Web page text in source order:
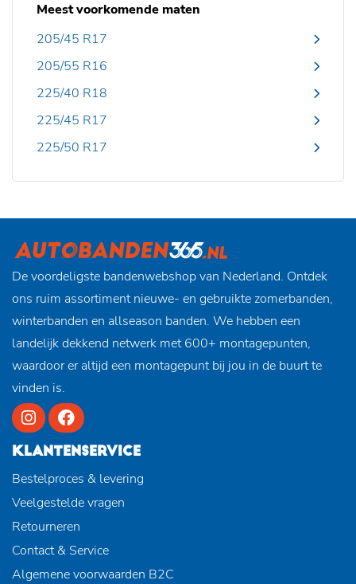
Meest voorkomende maten
205/45 R17
205/55 R16
225/40 R18
225/45 R17
225/50 R17
De voordeligste bandenwebshop van Nederland. Ontdek
ons ruim assortiment nieuwe- en gebruikte zomerbanden,
winterbanden en allseason banden. We hebben een
landelijk dekkend netwerk met 600+ montagepunten,
waardoor er altijd een montagepunt bij jou in de buurt te
vinden is.
KLANTENSERVICE
Bestelproces & levering
Veelgestelde vragen
Retourneren
Contact & Service
Algemene voorwaarden B2C